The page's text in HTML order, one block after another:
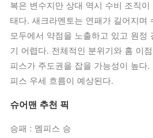
복은 변수지만 상대 역시 수비 조직
태다. 새크라멘토는 연패가 길어지며
모두에서 약점을 노출하고 있고 원정
기 어렵다. 전체적인 분위기와 홈 이
피스가 주도권을 잡을 가능성이 높다.
피스 우세 흐름이 예상된다.
슈어맨 추천 픽
승패 : 멤피스 승